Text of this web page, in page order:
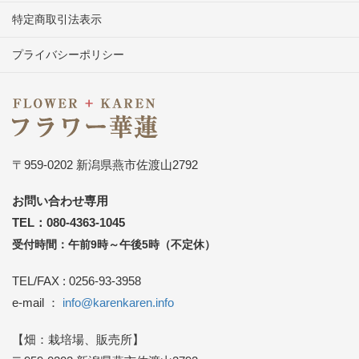
特定商取引法表示
プライバシーポリシー
〒959-0202 新潟県燕市佐渡山2792
お問い合わせ専用
TEL：080-4363-1045
受付時間：午前9時～午後5時（不定休）
TEL/FAX : 0256-93-3958
e-mail ： info@karenkaren.info
【畑：栽培場、販売所】